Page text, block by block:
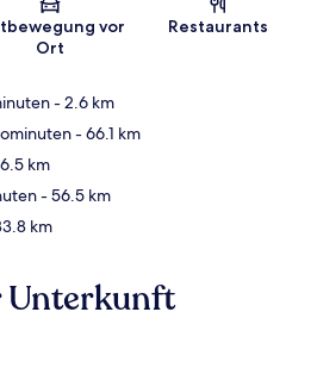
Karte
vor
Ort
Restaurants
- 2.6 km
- 66.1 km
km
- 56.5 km
km
Unterkunft